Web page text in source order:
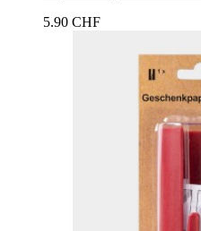
5.90 CHF